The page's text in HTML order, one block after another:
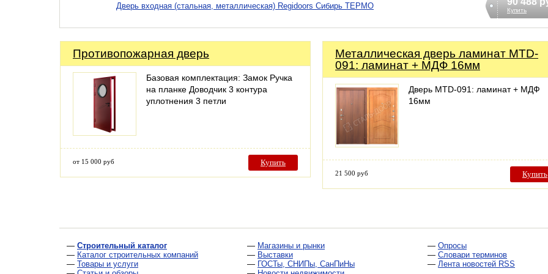
Дверь входная (стальная, металлическая) Regidoors Сибирь ТЕРМО Купить
Противопожарная дверь
Базовая комплектация: Замок Ручка
на планке Доводчик 3 контура
уплотнения 3 петли
от 15 000 руб Купить
Металлическая дверь ламинат MTD-
091: ламинат + МДФ 16мм
Дверь MTD-091: ламинат + МДФ
16мм
21 500 руб Купить
— Строительный каталог
— Каталог строительных компаний
— Товары и услуги
— Магазины и рынки
— Выставки
— ГОСТы, СНИПы, СанПиНы
— Опросы
— Словари терминов
— Лента новостей RSS